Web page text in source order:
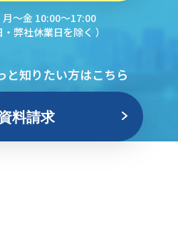
月〜金 10:00〜17:00
・弊社休業日を除く ）
と知りたい方はこちら